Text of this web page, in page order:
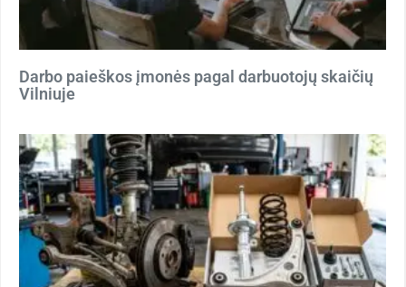
Darbo paieškos įmonės pagal darbuotojų skaičių
Vilniuje